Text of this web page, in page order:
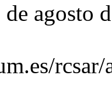
agosto